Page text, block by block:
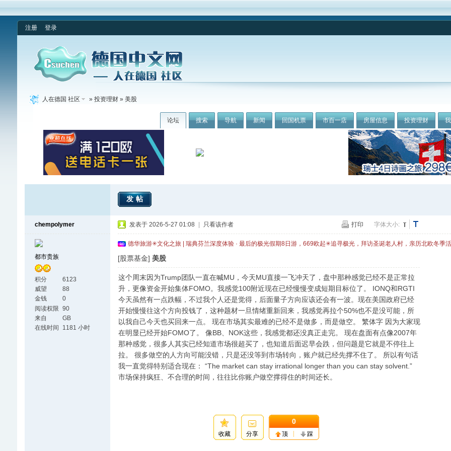
注册 登录
论坛 搜索 导航 新闻 回国机票 市百一店 房屋信息 投资理财
人在德国 社区 » 投资理财» 美股
发帖
chempolymer
都市贵族
积分
6123
威望
88
金钱
0
阅读权限 90
来自
GB
在线时间
1181 小时
打印 字体大小:
发表于 2026-5-27 01:08 只看该作者
德华旅游✳文化之旅 | 瑞典芬兰深度体验 · 最后的极光假期8日游，669欧起✳追寻极光，拜访圣诞老人村，亲历北欧冬季
[股票基金] 美股
这个周末因为Trump团队一直在喊MU，今天MU直接一飞冲天了，盘中那种感觉已经不是正常拉
升，更像资金开始集体FOMO。我感觉100附近现在已经慢慢变成短期目标位了。 IONQ和RGTI
今天虽然有一点跌幅，不过我个人还是觉得，后面量子方向应该还会有一波。现在美国政府已经
开始慢慢往这个方向投钱了，这种题材一旦情绪重新回来，我感觉再拉个50%也不是没可能，所
以我自己今天也买回来一点。 现在市场其实最难的已经不是做多，而是做空。 繁体字 因为大家现
在明显已经开始FOMO了。 像BB、NOK这些，我感觉都还没真正走完。 现在盘面有点像2007年
那种感觉，很多人其实已经知道市场很超买了，也知道后面迟早会跌，但问题是它就是不停往上
拉。 很多做空的人方向可能没错，只是还没等到市场转向，账户就已经先撑不住了。 所以有句话
我一直觉得特别适合现在： “The market can stay irrational longer than you can stay solvent.”
市场保持疯狂、不合理的时间，往往比你账户做空撑得住的时间还长。
收藏 分享
0
顶 踩